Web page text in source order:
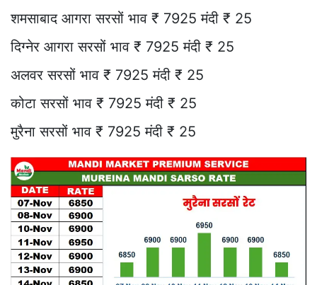
शमसाबाद आगरा सरसों भाव ₹ 7925 मंदी ₹ 25
दिग्नेर आगरा सरसों भाव ₹ 7925 मंदी ₹ 25
अलवर सरसों भाव ₹ 7925 मंदी ₹ 25
कोटा सरसों भाव ₹ 7925 मंदी ₹ 25
मुरैना सरसों भाव ₹ 7925 मंदी ₹ 25